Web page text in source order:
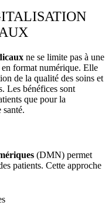
ne se limite pas à une
format numérique. Elle
de la qualité des soins et
Les bénéfices sont
que pour la
(DMN) permet
patients. Cette approche